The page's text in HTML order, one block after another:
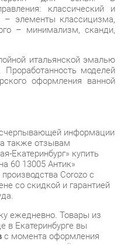
итальянской эмалью
моделей
оформления ванной
информации
отзывам
13005 Антик»
со скидкой и гарантией
Товары из
Екатеринбурге вы
момента оформления
подъём на этаж
товаров, находящихся
индивидуально.
доставки вы можете